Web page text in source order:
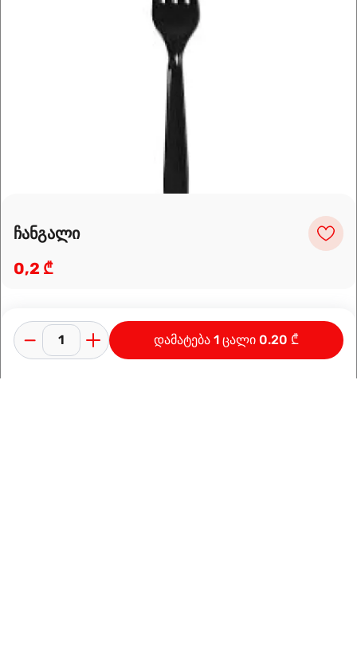
OpenFreeMap OpenMapTiles
მარშრუტის დაგეგმვა
ჩანგალი
0,2 ₾
დამატება 1 ცალი 0.20 ₾